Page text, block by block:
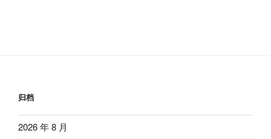
归档
2026 年 8 月